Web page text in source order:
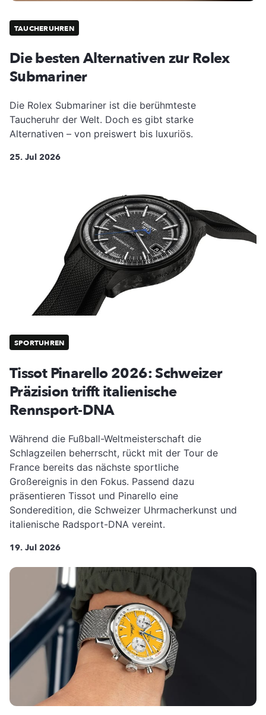
TAUCHERUHREN
Die besten Alternativen zur Rolex
Submariner
Die Rolex Submariner ist die berühmteste
Taucheruhr der Welt. Doch es gibt starke
Alternativen – von preiswert bis luxuriös.
25. Jul 2026
SPORTUHREN
Tissot Pinarello 2026: Schweizer
Präzision trifft italienische
Rennsport-DNA
Während die Fußball-Weltmeisterschaft die
Schlagzeilen beherrscht, rückt mit der Tour de
France bereits das nächste sportliche
Großereignis in den Fokus. Passend dazu
präsentieren Tissot und Pinarello eine
Sonderedition, die Schweizer Uhrmacherkunst und
italienische Radsport-DNA vereint.
19. Jul 2026